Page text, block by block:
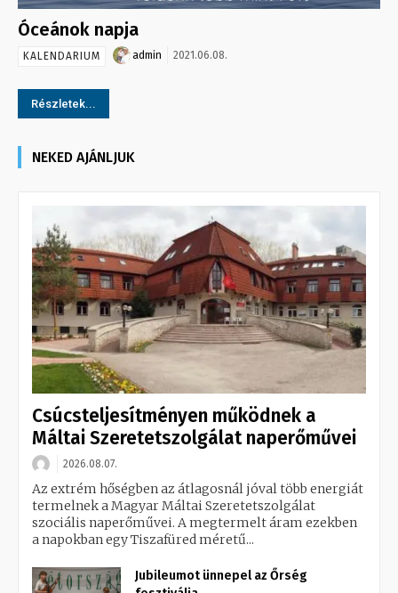
Óceánok napja
KALENDARIUM admin 2021.06.08.
Részletek...
NEKED AJÁNLJUK
Csúcsteljesítményen működnek a
Máltai Szeretetszolgálat naperőművei
2026.08.07.
Az extrém hőségben az átlagosnál jóval több energiát
termelnek a Magyar Máltai Szeretetszolgálat
szociális naperőművei. A megtermelt áram ezekben
a napokban egy Tiszafüred méretű...
Jubileumot ünnepel az Őrség